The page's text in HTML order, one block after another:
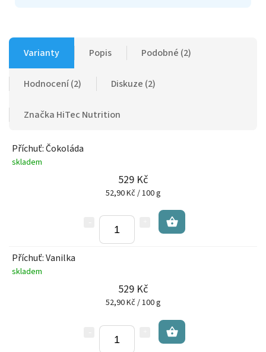
Varianty Popis Podobné (2)
Hodnocení (2) Diskuze (2)
Značka HiTec Nutrition
Příchuť: Čokoláda
skladem
529 Kč
52,90 Kč / 100 g
Příchuť: Vanilka
skladem
529 Kč
52,90 Kč / 100 g